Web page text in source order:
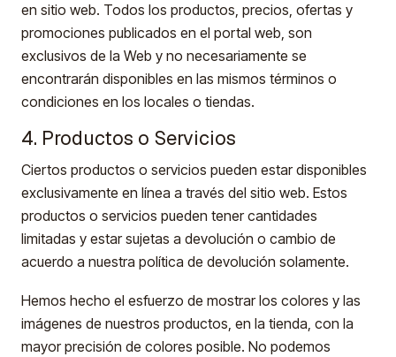
en sitio web. Todos los productos, precios, ofertas y
promociones publicados en el portal web, son
exclusivos de la Web y no necesariamente se
encontrarán disponibles en las mismos términos o
condiciones en los locales o tiendas.
4. Productos o Servicios
Ciertos productos o servicios pueden estar disponibles
exclusivamente en línea a través del sitio web. Estos
productos o servicios pueden tener cantidades
limitadas y estar sujetas a devolución o cambio de
acuerdo a nuestra política de devolución solamente.
Hemos hecho el esfuerzo de mostrar los colores y las
imágenes de nuestros productos, en la tienda, con la
mayor precisión de colores posible. No podemos